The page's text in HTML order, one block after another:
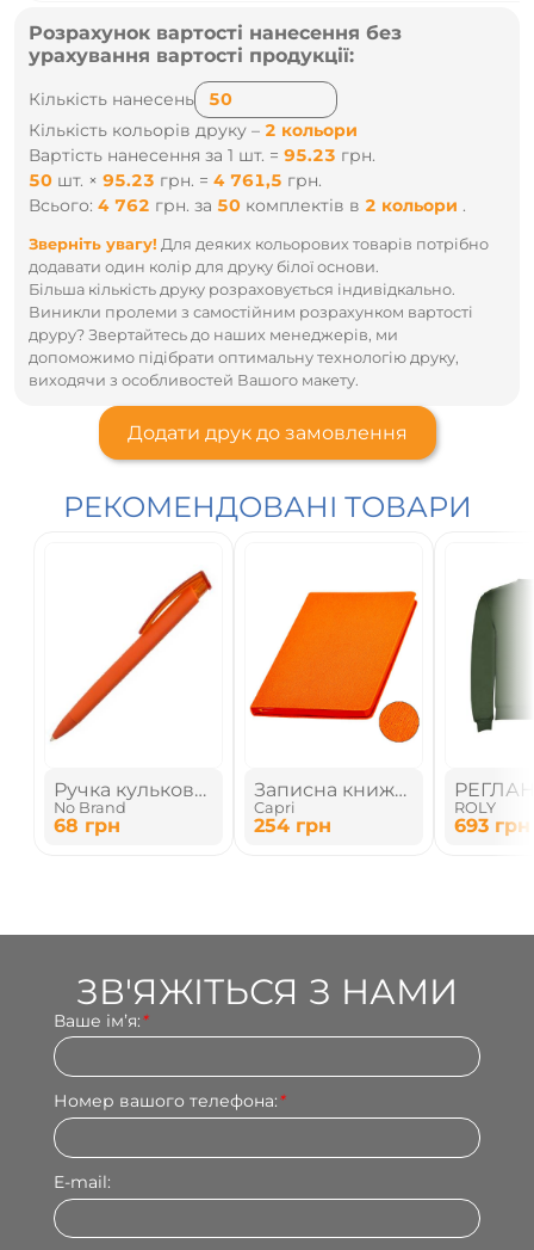
Розрахунок вартості нанесення без
урахування вартості продукції:
Кількість нанесень
Кількість кольорів друку – 2 кольори
Вартість нанесення за 1 шт. = 95.23 грн.
50 шт. × 95.23 грн. = 4 761,5 грн.
Всього: 4 762 грн. за 50 комплектів в 2 кольори .
Зверніть увагу! Для деяких кольорових товарів потрібно
додавати один колір для друку білої основи.
Більша кількість друку розраховується індивідкально.
Виникли пролеми з самостійним розрахунком вартості
друру? Звертайтесь до наших менеджерів, ми
допоможимо підібрати оптимальну технологію друку,
виходячи з особливостей Вашого макету.
Додати друк до замовлення
РЕКОМЕНДОВАНІ ТОВАРИ
Ручка кулькова
з soft-touch
поверхнею
No Brand
68 грн
Записна книжка
А5 гнучка
Capri
254 грн
РЕГЛАН
ROLY
693 грн
ЗВ'ЯЖІТЬСЯ З НАМИ
Ваше імʼя:*
Номер вашого телефона:*
E-mail: